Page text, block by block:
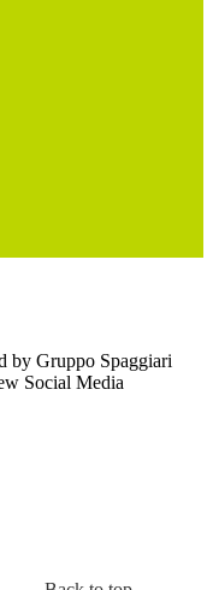
by Gruppo Spaggiari
Social Media